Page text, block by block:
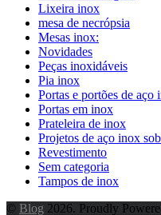
Lixeira inox
mesa de necrópsia
Mesas inox:
Novidades
Peças inoxidáveis
Pia inox
Portas e portões de aço
Portas em inox
Prateleira de inox
Projetos de aço inox
Revestimento
Sem categoria
Tampos de inox
© Blog 2026. Proudly